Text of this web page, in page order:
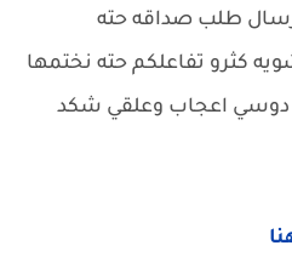
طلب صداقه حته
كثرو تفاعلكم حته نختمها
دوسي اعجاب وعلقي شكد